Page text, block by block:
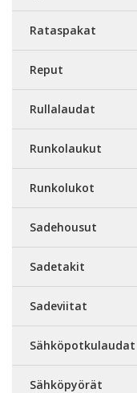
Rataspakat
Reput
Rullalaudat
Runkolaukut
Runkolukot
Sadehousut
Sadetakit
Sadeviitat
Sähköpotkulaudat
Sähköpyörät